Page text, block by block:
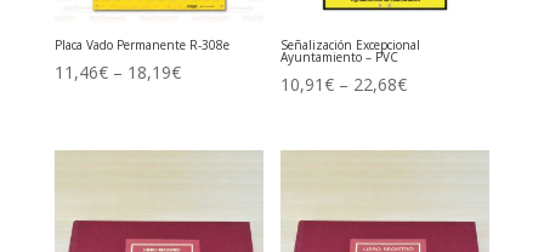
Placa Vado Permanente R-308e
11,46€– 18,19€
Señalización Excepcional
Ayuntamiento – PVC
10,91€ – 22,68€